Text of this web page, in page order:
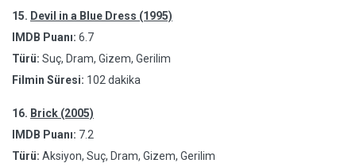
15. Devil in a Blue Dress (1995)
IMDB Puanı: 6.7
Türü: Suç, Dram, Gizem, Gerilim
Filmin Süresi: 102 dakika
16. Brick (2005)
IMDB Puanı: 7.2
Türü: Aksiyon, Suç, Dram, Gizem, Gerilim